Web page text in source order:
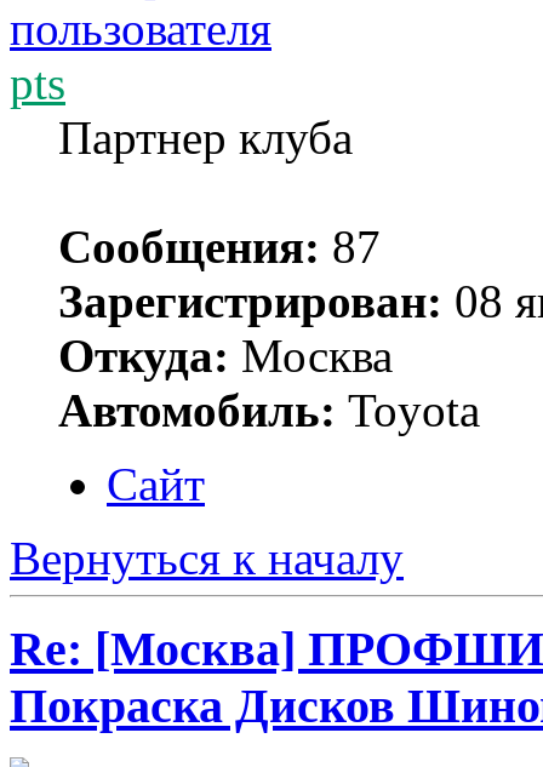
pts
Партнер клуба
Сообщения: 87
Зарегистрирован: 08
Откуда: Москва
Автомобиль: Toyota
Сайт
Вернуться к началу
Re: [Москва]
Покраска Дисков